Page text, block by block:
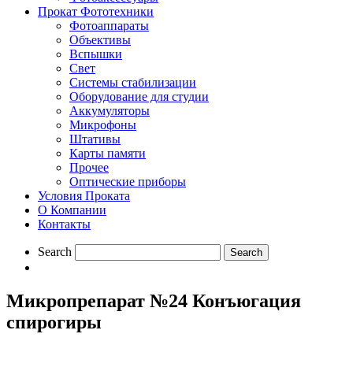
Прокат Фототехники
Фотоаппараты
Объективы
Вспышки
Свет
Системы стабилизации
Оборудование для студии
Aккумуляторы
Микрофоны
Штативы
Карты памяти
Прочее
Оптические приборы
Условия Проката
О Компании
Контакты
Search
Микропрепарат №24 Конъюгация
спирогиры